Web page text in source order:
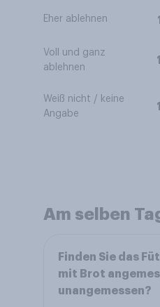
Eher ablehnen
Voll und ganz
ablehnen
Weiß nicht / keine
Angabe
Am selben
Finden Sie das
mit Brot
unangemessen?